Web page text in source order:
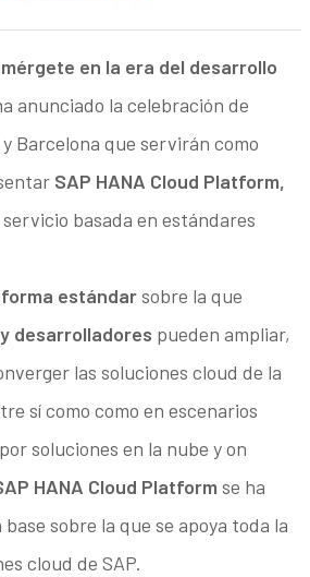
en la era del desarrollo
anunciado la celebración de
Barcelona que servirán como
SAP HANA Cloud Platform,
basada en estándares
estándarsobre la que
desarrolladores pueden ampliar,
las soluciones cloud de la
sí como como en escenarios
soluciones en la nube y on
HANA Cloud Platform se ha
sobre la que se apoya toda la
cloud de SAP.